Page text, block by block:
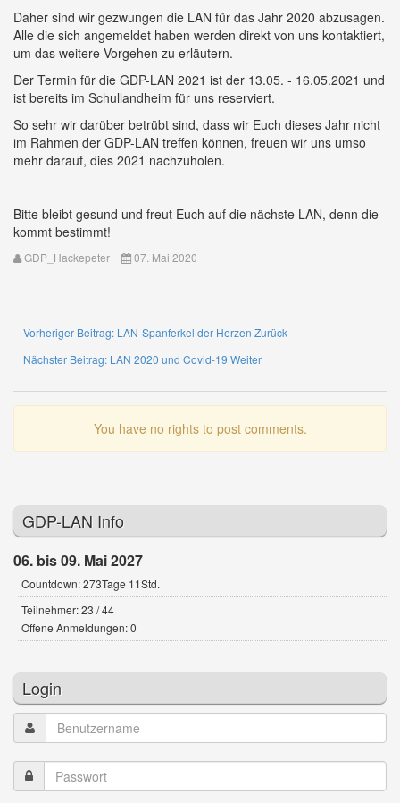
Daher sind wir gezwungen die LAN für das Jahr 2020 abzusagen.
Alle die sich angemeldet haben werden direkt von uns kontaktiert,
um das weitere Vorgehen zu erläutern.
Der Termin für die GDP-LAN 2021 ist der 13.05. - 16.05.2021 und
ist bereits im Schullandheim für uns reserviert.
So sehr wir darüber betrübt sind, dass wir Euch dieses Jahr nicht
im Rahmen der GDP-LAN treffen können, freuen wir uns umso
mehr darauf, dies 2021 nachzuholen.
Bitte bleibt gesund und freut Euch auf die nächste LAN, denn die
kommt bestimmt!
GDP_Hackepeter 07. Mai 2020
Vorheriger Beitrag: LAN-Spanferkel der Herzen Zurück
Nächster Beitrag: LAN 2020 und Covid-19 Weiter
You have no rights to post comments.
GDP-LAN Info
06. bis 09. Mai 2027
Countdown: 273Tage 11Std.
Teilnehmer: 23 / 44
Offene Anmeldungen: 0
Login